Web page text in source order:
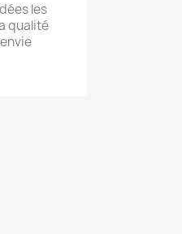
les
qualité